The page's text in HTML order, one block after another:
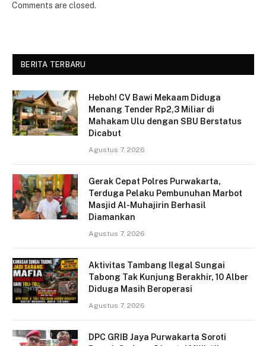
Comments are closed.
BERITA TERBARU
Heboh! CV Bawi Mekaam Diduga
Menang Tender Rp2,3 Miliar di
Mahakam Ulu dengan SBU Berstatus
Dicabut
Agustus 7, 2026
Gerak Cepat Polres Purwakarta,
Terduga Pelaku Pembunuhan Marbot
Masjid Al-Muhajirin Berhasil
Diamankan
Agustus 7, 2026
Aktivitas Tambang Ilegal Sungai
Tabong Tak Kunjung Berakhir, 10 Alber
Diduga Masih Beroperasi
Agustus 7, 2026
DPC GRIB Jaya Purwakarta Soroti